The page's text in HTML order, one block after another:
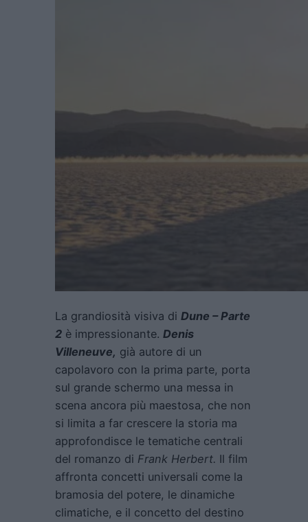
La grandiosità visiva di Dune – Parte
2 è impressionante. Denis
Villeneuve, già autore di un
capolavoro con la prima parte, porta
sul grande schermo una messa in
scena ancora più maestosa, che non
si limita a far crescere la storia ma
approfondisce le tematiche centrali
del romanzo di Frank Herbert. Il film
affronta concetti universali come la
bramosia del potere, le dinamiche
climatiche, e il concetto del destino